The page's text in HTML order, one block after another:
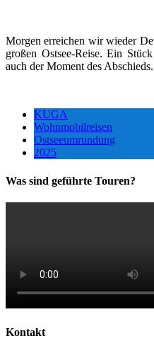
Morgen erreichen wir wieder
großen Ostsee-Reise. Ein
auch der Moment des Abschieds.
KUGA
Wohnmobilreisen
Ostseeumrundung
2025
Was sind geführte Touren?
Kontakt